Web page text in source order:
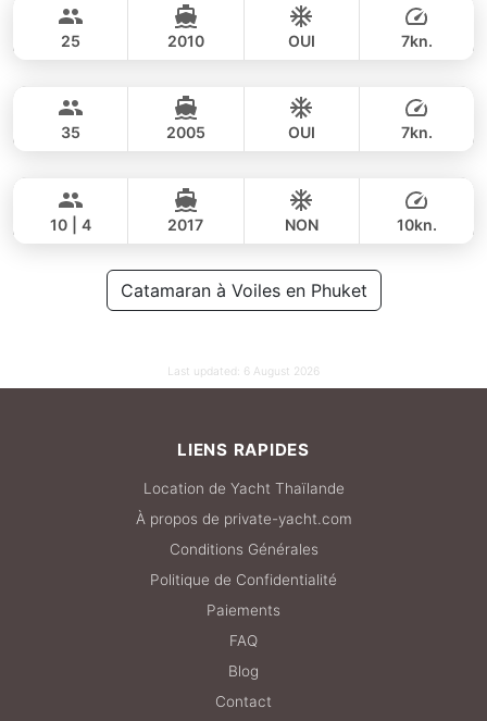
42,400 THB
LAGOON 44FT
35,300 THB
25 2010 OUI 7kn.
LAGOON 44FT
42,400 THB
35 2005 OUI 7kn.
STEALTH - ASIA CATAMARANS 43FT
52,000 THB
35,300 THB
10 | 4 2017 NON 10kn.
Catamaran à Voiles en Phuket
Last updated: 6 August 2026
LIENS RAPIDES
Location de Yacht Thaïlande
À propos de private-yacht.com
Conditions Générales
Politique de Confidentialité
Paiements
FAQ
Blog
Contact